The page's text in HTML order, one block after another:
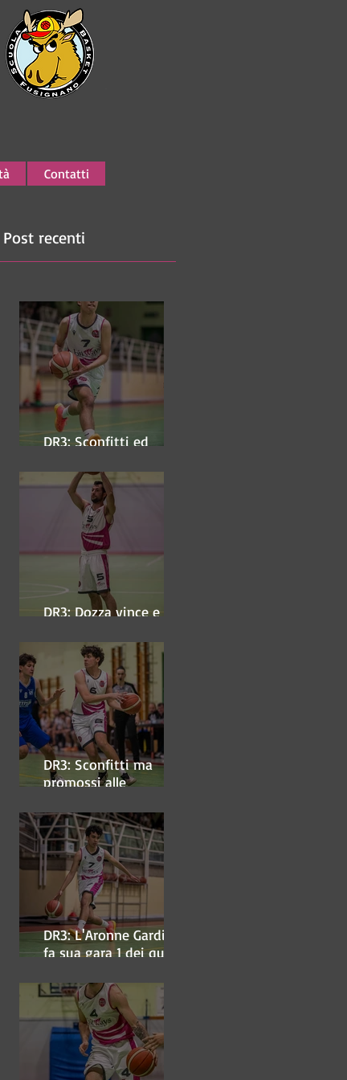
Contatti
Post recenti
DR3: Sconfitti ed
DR3: Dozza vince e
DR3: Sconfitti ma
promossi alle
DR3: L'Aronne Gardini
fa sua gara 1 dei quarti